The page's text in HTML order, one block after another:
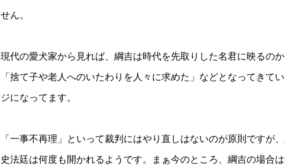
せん。
現代の愛犬家から見れば、綱吉は時代を先取りした名君に映るの
「捨て子や老人へのいたわりを人々に求めた」などとなってきて
ジになってます。
「一事不再理」といって裁判にはやり直しはないのが原則ですが
史法廷は何度も開かれるようです。まぁ今のところ、綱吉の場合